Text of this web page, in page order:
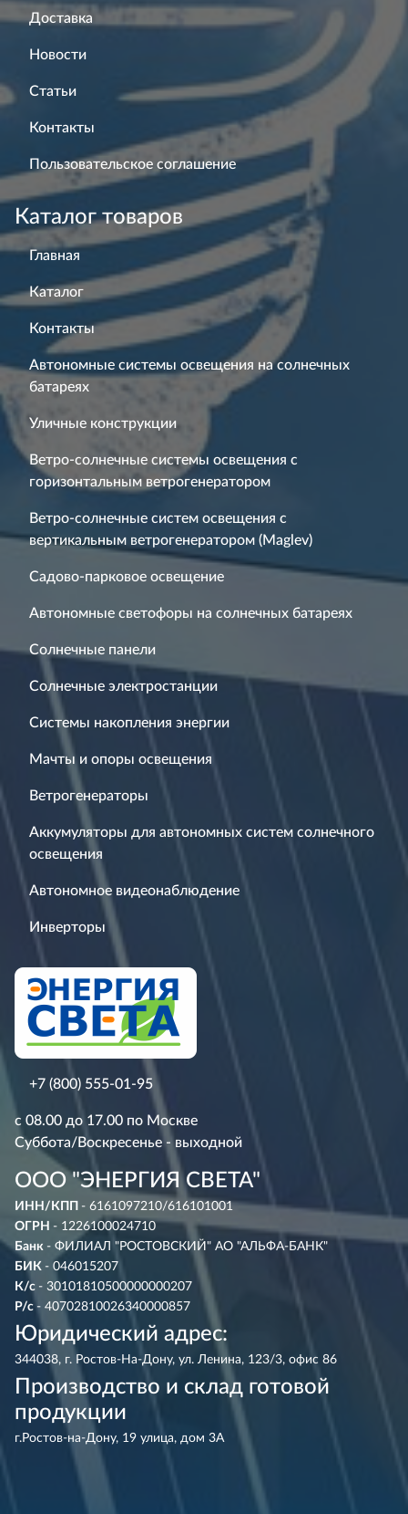
Доставка
Новости
Статьи
Контакты
Пользовательское соглашение
Каталог товаров
Главная
Каталог
Контакты
Автономные системы освещения на солнечных
батареях
Уличные конструкции
Ветро-солнечные системы освещения с
горизонтальным ветрогенератором
Ветро-солнечные систем освещения с
вертикальным ветрогенератором (Maglev)
Садово-парковое освещение
Автономные светофоры на солнечных батареях
Солнечные панели
Солнечные электростанции
Системы накопления энергии
Мачты и опоры освещения
Ветрогенераторы
Аккумуляторы для автономных систем солнечного
освещения
Автономное видеонаблюдение
Инверторы
+7 (800) 555-01-95
с 08.00 до 17.00 по Москве
Суббота/Воскресенье - выходной
ООО "ЭНЕРГИЯ СВЕТА"
ИНН/КПП - 6161097210/616101001
ОГРН - 1226100024710
Банк - ФИЛИАЛ "РОСТОВСКИЙ" АО "АЛЬФА-БАНК"
БИК - 046015207
К/с - 30101810500000000207
Р/с - 40702810026340000857
Юридический адрес:
344038, г. Ростов-На-Дону, ул. Ленина, 123/3, офис 86
Производство и склад готовой
продукции
г.Ростов-на-Дону, 19 улица, дом 3А